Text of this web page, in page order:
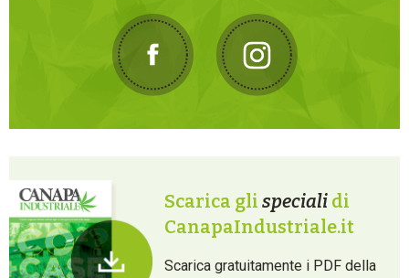
Scarica gli speciali di
CanapaIndustriale.it
Scarica gratuitamente i PDF della